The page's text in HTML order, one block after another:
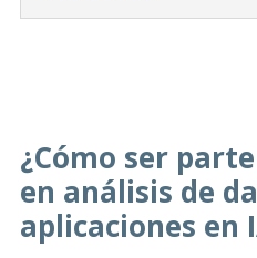
¿Cómo ser
en análisis de
aplicaciones en